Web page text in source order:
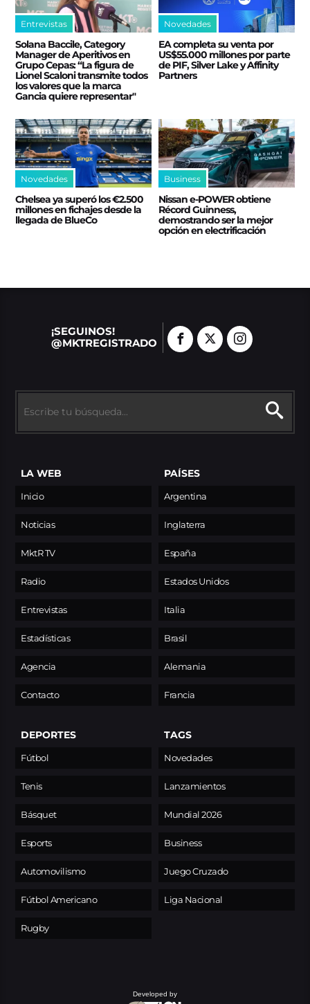
Entrevistas
Solana Baccile, Category
Manager de Aperitivos en
Grupo Cepas: “La figura de
Lionel Scaloni transmite todos
los valores que la marca
Gancia quiere representar"
Novedades
EA completa su venta por
US$55.000 millones por parte
de PIF, Silver Lake y Affinity
Partners
Novedades
Chelsea ya superó los €2.500
millones en fichajes desde la
llegada de BlueCo
Business
Nissan e‑POWER obtiene
Récord Guinness,
demostrando ser la mejor
opción en electrificación
¡SEGUINOS!
@MKTREGISTRADO
LA WEB
Inicio
Noticias
MktR TV
Radio
Entrevistas
Estadísticas
Agencia
Contacto
PAÍSES
Argentina
Inglaterra
España
Estados Unidos
Italia
Brasil
Alemania
Francia
DEPORTES
Fútbol
Tenis
Básquet
Esports
Automovilismo
Fútbol Americano
Rugby
TAGS
Novedades
Lanzamientos
Mundial 2026
Business
Juego Cruzado
Liga Nacional
Developed by